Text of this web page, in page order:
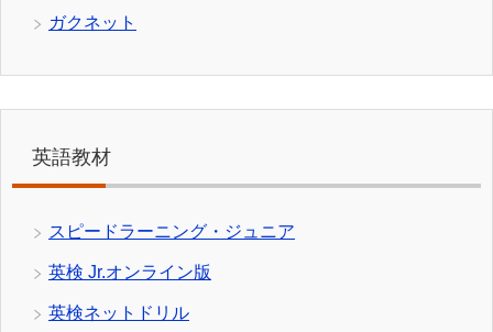
ガクネット
英語教材
スピードラーニング・ジュニア
英検 Jr.オンライン版
英検ネットドリル